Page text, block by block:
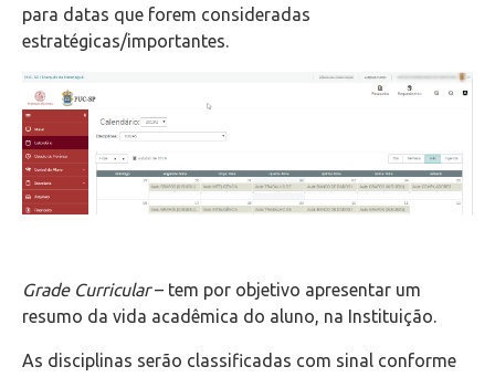
para datas que forem consideradas
estratégicas/importantes.
Grade Curricular– tem por objetivo apresentar um
resumo da vida acadêmica do aluno, na Instituição.
As disciplinas serão classificadas com sinal conforme